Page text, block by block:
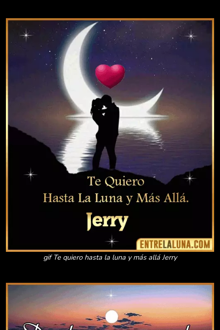
gif Te quiero hasta la luna y más allá Jerry